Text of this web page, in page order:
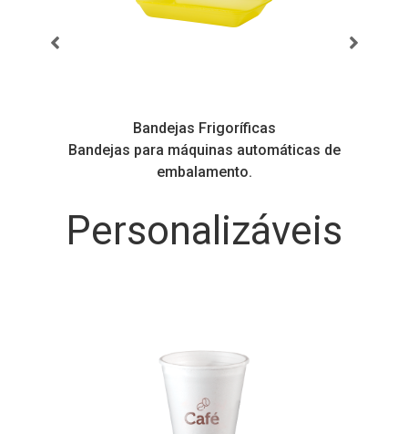
Bandejas Frigoríficas
Bandejas para máquinas automáticas de
embalamento.
Personalizáveis